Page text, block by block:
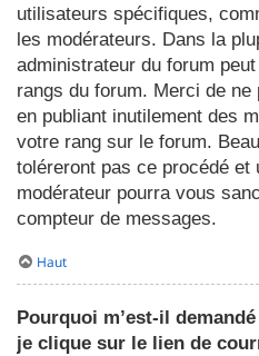
utilisateurs spécifiques,
les modérateurs. Dans la
administrateur du forum
rangs du forum. Merci de
en publiant inutilement des
votre rang sur le forum.
toléreront pas ce procédé et
modérateur pourra vous
compteur de messages.
Haut
Pourquoi m’est-il
je clique sur le lien de